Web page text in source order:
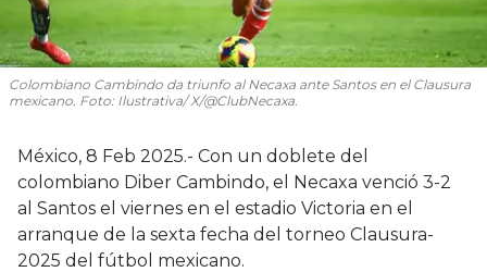
Colombiano Cambindo da triunfo al Necaxa ante Santos en el Clausura
mexicano. Foto: Ilustrativa/ X/@ClubNecaxa.
México, 8 Feb 2025.- Con un doblete del
colombiano Diber Cambindo, el Necaxa venció 3-2
al Santos el viernes en el estadio Victoria en el
arranque de la sexta fecha del torneo Clausura-
2025 del fútbol mexicano.